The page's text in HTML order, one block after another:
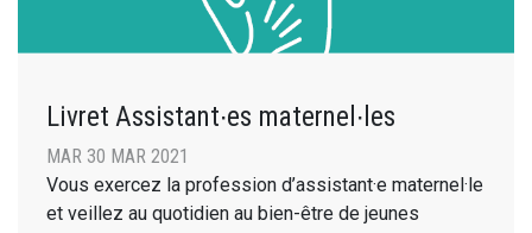
Livret Assistant∙es maternel∙les
MAR 30 MAR 2021
Vous exercez la profession d’assistant·e maternel·le
et veillez au quotidien au bien-être de jeunes